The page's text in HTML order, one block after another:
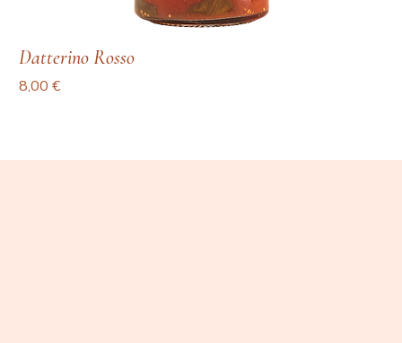
Datterino Rosso
Prezzo
8,00 €